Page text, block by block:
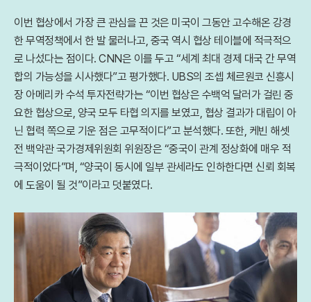
이번 협상에서 가장 큰 관심을 끈 것은 미국이 그동안 고수해온 강경
한 무역정책에서 한 발 물러나고, 중국 역시 협상 테이블에 적극적으
로 나섰다는 점이다. CNN은 이를 두고 “세계 최대 경제 대국 간 무역
합의 가능성을 시사했다”고 평가했다. UBS의 조셉 체르원코 신흥시
장 아메리카 수석 투자전략가는 “이번 협상은 수백억 달러가 걸린 중
요한 협상으로, 양국 모두 타협 의지를 보였고, 협상 결과가 대립이 아
닌 협력 쪽으로 기운 점은 고무적이다”고 분석했다. 또한, 케빈 해셋
전 백악관 국가경제위원회 위원장은 “중국이 관계 정상화에 매우 적
극적이었다”며, “양국이 동시에 일부 관세라도 인하한다면 신뢰 회복
에 도움이 될 것”이라고 덧붙였다.